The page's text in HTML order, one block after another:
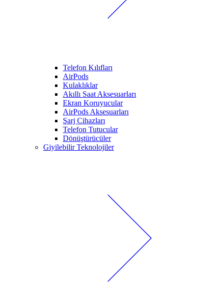
Telefon Kılıfları
AirPods
Kulaklıklar
Akıllı Saat Aksesuarları
Ekran Koruyucular
AirPods Aksesuarları
Şarj Cihazları
Telefon Tutucular
Dönüştürücüler
Giyilebilir Teknolojiler